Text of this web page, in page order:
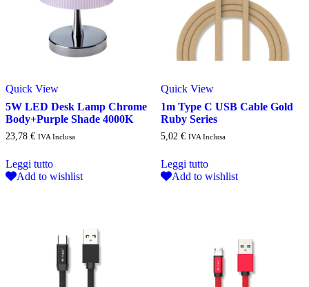
Quick View
5W LED Desk Lamp Chrome
Body+Purple Shade 4000K
23,78 € IVA Inclusa
Leggi tutto
Add to wishlist
Quick View
1m Type C USB Cable Gold
Ruby Series
5,02 € IVA Inclusa
Leggi tutto
Add to wishlist